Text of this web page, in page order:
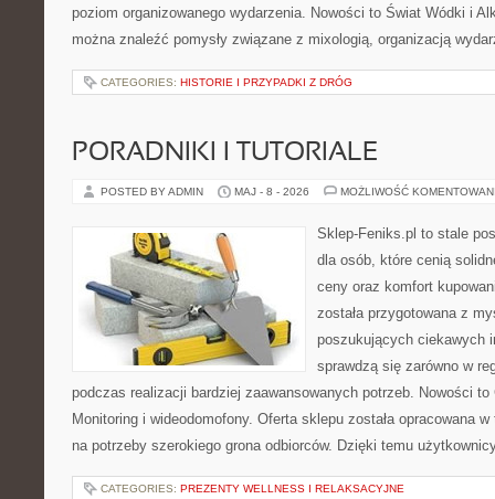
poziom organizowanego wydarzenia. Nowości to Świat Wódki i
można znaleźć pomysły związane z mixologią, organizacją
CATEGORIES: HISTORIE I PRZYPADKI Z DRÓG
PORADNIKI I TUTORIALE
POSTED BY ADMIN MAJ - 8 - 2026 MOŻLIWOŚĆ
Sklep-Feniks.pl to stale
dla osób, które cenią
ceny oraz komfort
została przygotowana z
poszukujących ciekawych
sprawdzą się zarówno w
podczas realizacji bardziej zaawansowanych potrzeb. Nowości
Monitoring i wideodomofony. Oferta sklepu została opracowana
na potrzeby szerokiego grona odbiorców. Dzięki temu
CATEGORIES: PREZENTY WELLNESS I RELAKSACYJNE